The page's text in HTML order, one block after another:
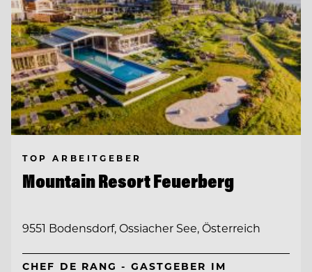
TOP ARBEITGEBER
Mountain Resort Feuerberg
9551 Bodensdorf, Ossiacher See, Österreich
CHEF DE RANG - GASTGEBER IM